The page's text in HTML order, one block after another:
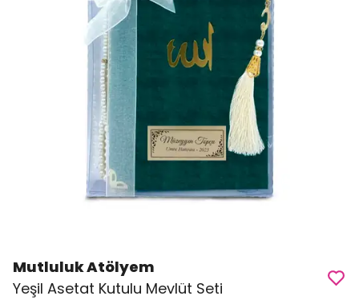
Mutluluk Atölyem
Yeşil Asetat Kutulu Mevlüt Seti